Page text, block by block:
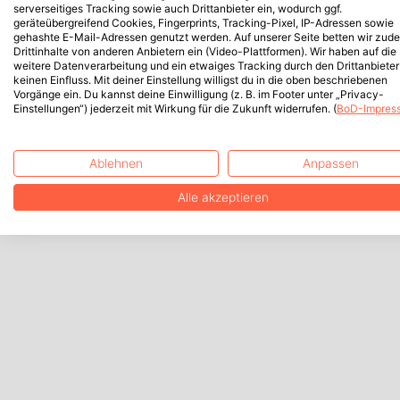
serverseitiges Tracking sowie auch Drittanbieter ein, wodurch ggf.
geräteübergreifend Cookies, Fingerprints, Tracking-Pixel, IP-Adressen sowie
gehashte E-Mail-Adressen genutzt werden. Auf unserer Seite betten wir
Drittinhalte von anderen Anbietern ein (Video-Plattformen). Wir haben auf die
weitere Datenverarbeitung und ein etwaiges Tracking durch den Drittanbieter
keinen Einfluss. Mit deiner Einstellung willigst du in die oben beschriebenen
Vorgänge ein. Du kannst deine Einwilligung (z. B. im Footer unter „Privacy-
Einstellungen“) jederzeit mit Wirkung für die Zukunft widerrufen. (BoD-
Ablehnen Anpassen
Alle akzeptieren